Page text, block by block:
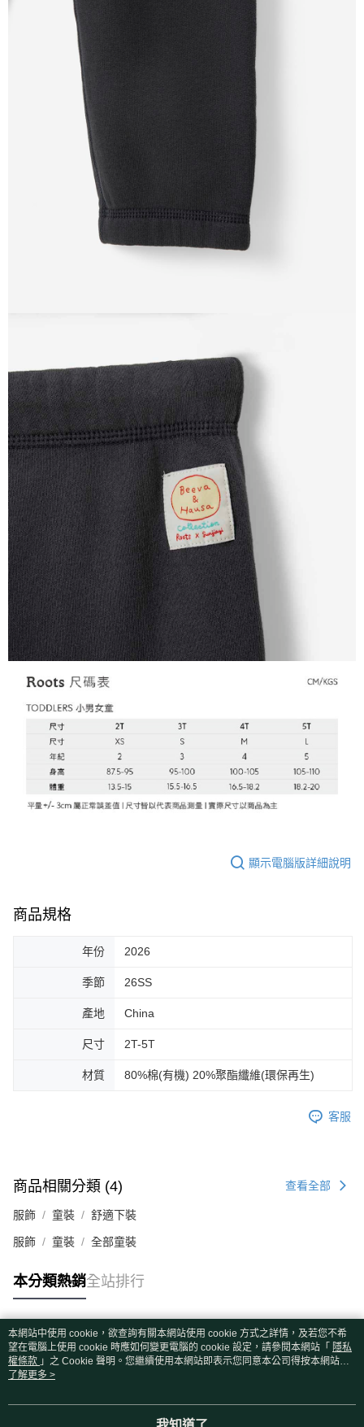
顯示電腦版詳細說明
商品規格
年份 2026
季節 26SS
產地 China
尺寸 2T-5T
材質 80%棉(有機) 20%聚酯纖維(環保再生)
客服
商品相關分類 (4) 查看全部
服飾 童裝 舒適下裝
服飾 童裝 全部童裝
本分類熱銷全站排行
熱門標籤
本網站中使用 cookie，欲查詢有關本網站使用 cookie 方式之詳情，及若您不希
望在電腦上使用 cookie 時應如何變更電腦的 cookie 設定，請參閱本網站「 隱私
權條款 」之 Cookie 聲明。您繼續使用本網站即表示您同意本公司得按本網站使
用條款之 Cookie 聲明使用 cookie。
了解更多 >